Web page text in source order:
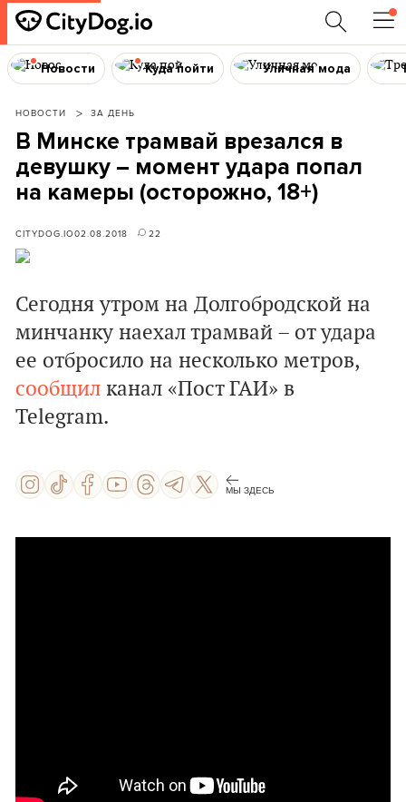
Новости Куда пойти Уличная мода
НОВОСТИ ЗА ДЕНЬ
В Минске трамвай врезался в
девушку – момент удара попал
на камеры (осторожно, 18+)
CITYDOG.IO02.08.2018 22
Сегодня утром на Долгобродской на
минчанку наехал трамвай – от удара
ее отбросило на несколько метров,
сообщил канал «Пост ГАИ» в
Telegram.
МЫ ЗДЕСЬ